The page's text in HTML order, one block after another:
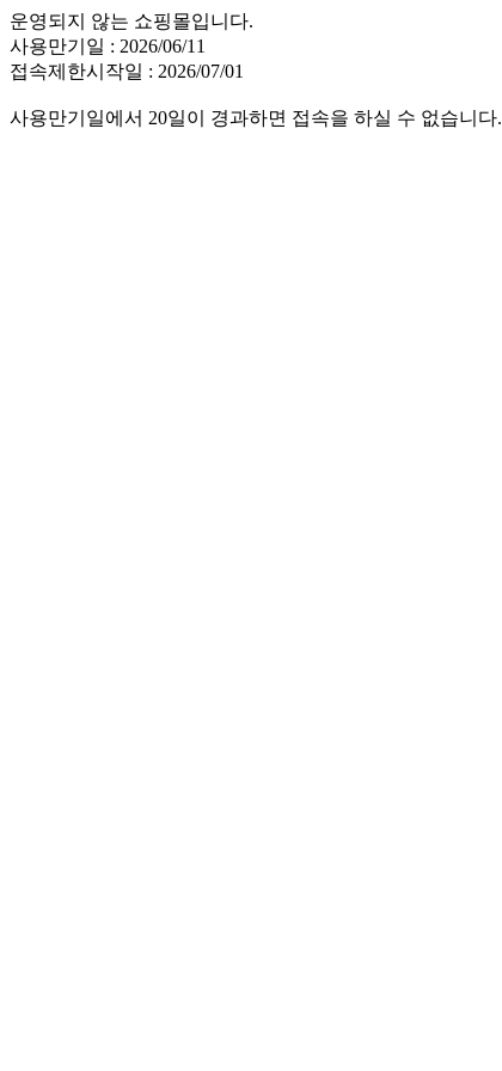
운영되지 않는 쇼핑몰입니다.
사용만기일 : 2026/06/11
접속제한시작일 : 2026/07/01
사용만기일에서 20일이 경과하면 접속을 하실 수 없습니다.